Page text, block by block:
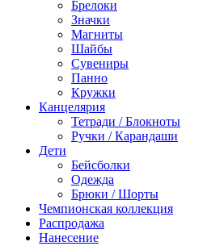
Брелоки
Значки
Магниты
Шайбы
Сувениры
Панно
Кружки
Канцелярия
Тетради / Блокноты
Ручки / Карандаши
Дети
Бейсболки
Одежда
Брюки / Шорты
Чемпионская коллекция
Распродажа
Нанесение